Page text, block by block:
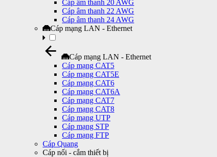
Cáp âm thanh 20 AWG
Cáp âm thanh 22 AWG
Cáp âm thanh 24 AWG
Cáp mạng LAN - Ethernet
Cáp mạng LAN - Ethernet
Cáp mạng CAT5
Cáp mạng CAT5E
Cáp mạng CAT6
Cáp mạng CAT6A
Cáp mạng CAT7
Cáp mạng CAT8
Cáp mạng UTP
Cáp mạng STP
Cáp mạng FTP
Cáp Quang
Cáp nối - cắm thiết bị